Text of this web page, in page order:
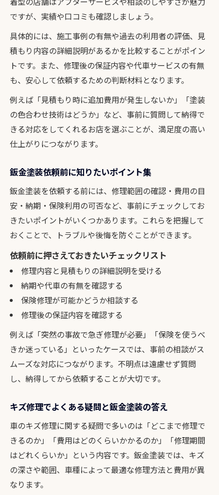
ですが、実績や口コミも確認しましょう。
具体的には、施工事例の有無や過去の利用者の評価、見
積もり内容の詳細説明があるかを比較することがポイン
トです。また、修理後の保証内容や代車サービスの有無
も、安心して依頼するための判断材料となります。
例えば「見積もり時に追加費用が発生しないか」「塗装
の色合わせ技術はどうか」など、事前に質問して納得で
きる対応をしてくれるお店を選ぶことが、満足度の高い
仕上がりにつながります。
鈑金塗装依頼前に知りたいポイント集
鈑金塗装を依頼する前には、修理範囲の確認・費用の目
安・納期・保険利用の可否など、事前にチェックしてお
きたいポイントがいくつかあります。これらを把握して
おくことで、トラブルや後悔を防ぐことができます。
依頼前に押さえておきたいチェックリスト
修理内容と見積もりの詳細説明を受ける
納期や代車の有無を確認する
保険修理が可能かどうか相談する
修理後の保証内容を確認する
例えば「突然の事故で急ぎ修理が必要」「保険を使うべ
きか迷っている」といったケースでは、事前の相談がス
ムーズな対応につながります。不明点は遠慮せず質問
し、納得してから依頼することが大切です。
キズ修理でよくある疑問と鈑金塗装の答え
車のキズ修理に関する疑問で多いのは「どこまで修理で
きるのか」「費用はどのくらいかかるのか」「修理期間
はどれくらいか」という内容です。鈑金塗装では、キズ
の深さや範囲、車種によって最適な修理方法と費用が異
なります。